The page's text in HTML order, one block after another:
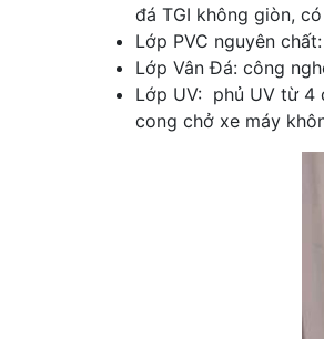
đá TGI không giòn,
Lớp PVC nguyên
Lớp Vân Đá: công
Lớp UV: phủ UV từ 4
cong chở xe máy